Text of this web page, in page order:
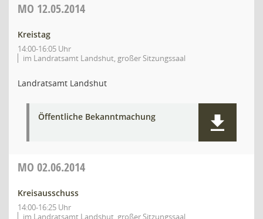
MO 12.05.2014
Kreistag
14:00-16:05 Uhr
im Landratsamt Landshut, großer Sitzungssaal
Landratsamt Landshut
Öffentliche Bekanntmachung
MO 02.06.2014
Kreisausschuss
14:00-16:25 Uhr
im Landratsamt Landshut, großer Sitzungssaal